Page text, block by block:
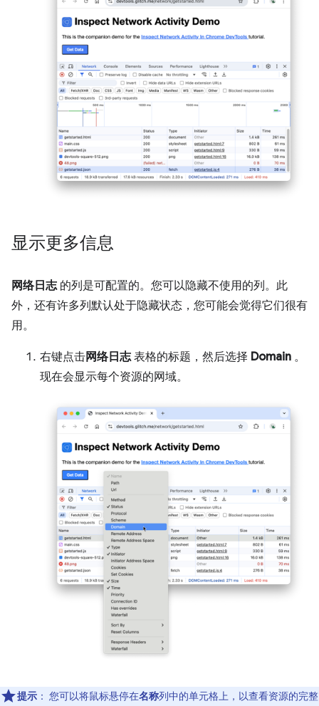
显示更多信息
网络日志的列是可配置的。您可以隐藏不使用的列。此
外，还有许多列默认处于隐藏状态，您可能会觉得它们很有
用。
右键点击网络日志表格的标题，然后选择 Domain 。
现在会显示每个资源的网域。
提示 ： 您可以将鼠标悬停在名称列中的单元格上，以查看资源的完整